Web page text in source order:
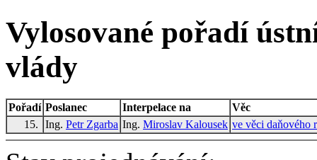
Vylosované pořadí
vlády
Pořadí Poslanec Interpelace na
Věc
15.
Ing. Petr Zgarba Ing. Miroslav Kalousek ve věci daňového